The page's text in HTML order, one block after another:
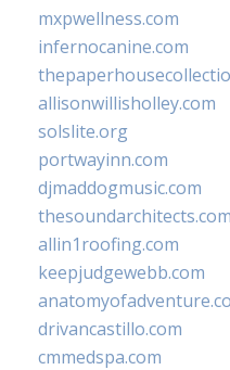
mxpwellness.com
infernocanine.com
allisonwillisholley.com
solslite.org
portwayinn.com
djmaddogmusic.com
thesoundarchitects.com
allin1roofing.com
keepjudgewebb.com
drivancastillo.com
cmmedspa.com